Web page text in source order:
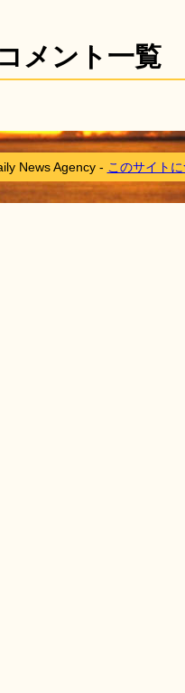
メント一覧
News Agency - このサイト